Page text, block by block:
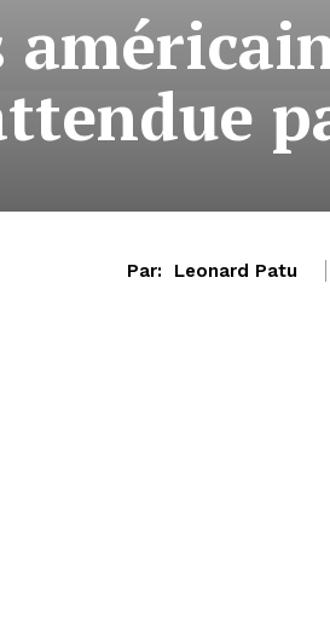
Par: Leonard Patu